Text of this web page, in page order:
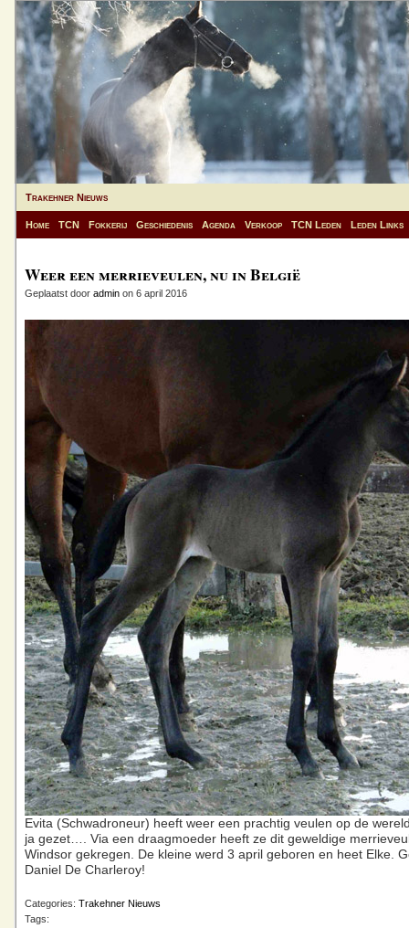
Trakehner Nieuws
Home TCN Fokkerij Geschiedenis Agenda Verkoop TCN Leden Leden Links
Weer een merrieveulen, nu in België
Geplaatst door admin on 6 april 2016
Evita (Schwadroneur) heeft weer een prachtig veulen op de
ja gezet…. Via een draagmoeder heeft ze dit geweldige
Windsor gekregen. De kleine werd 3 april geboren en heet Elke.
Daniel De Charleroy!
Categories: Trakehner Nieuws
Tags: